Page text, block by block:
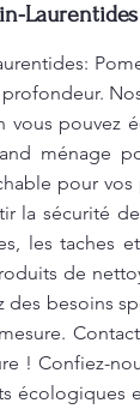
pouvez
ménage
pour
la sécurité
les taches
de
des besoins
! Confiez-